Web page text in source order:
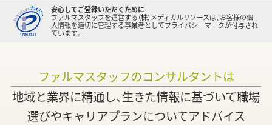
安心してご登録いただくために
ファルマスタッフを運営する（株）メディカルリソースは、お客様の個
人情報を適切に管理する事業者としてプライバシーマークが付与され
ています。
ファルマスタッフのコンサルタントは
地域と業界に精通し、生きた情報に基づいて職場
選びやキャリアプランについてアドバイス